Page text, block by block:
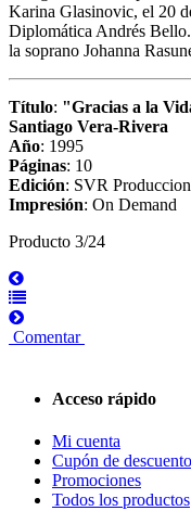
Karina Glasinovic, el 20
Diplomática Andrés
la soprano Johanna
Título: "Gracias a la
Santiago Vera-Rivera
Año: 1995
Páginas: 10
Edición: SVR
Impresión: On Demand
Producto 3/24
Comentar
Acceso rápido
Mi cuenta
Cupón de descuento
Promociones
Todos los productos